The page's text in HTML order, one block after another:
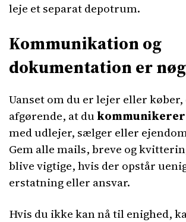
leje et separat depotrum.
Kommunikation og
dokumentation er
Uanset om du er lejer eller køber,
afgørende, at du
med udlejer, sælger eller
Gem alle mails, breve og
blive vigtige, hvis der opstår
erstatning eller ansvar.
Hvis du ikke kan nå til enighed,